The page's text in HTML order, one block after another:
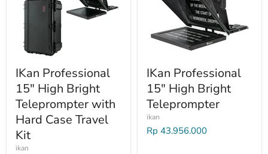
IKan Professional
15" High Bright
Teleprompter with
Hard Case Travel
Kit
ikan
IKan Professional
15" High Bright
Teleprompter
ikan
Rp 43.956.000